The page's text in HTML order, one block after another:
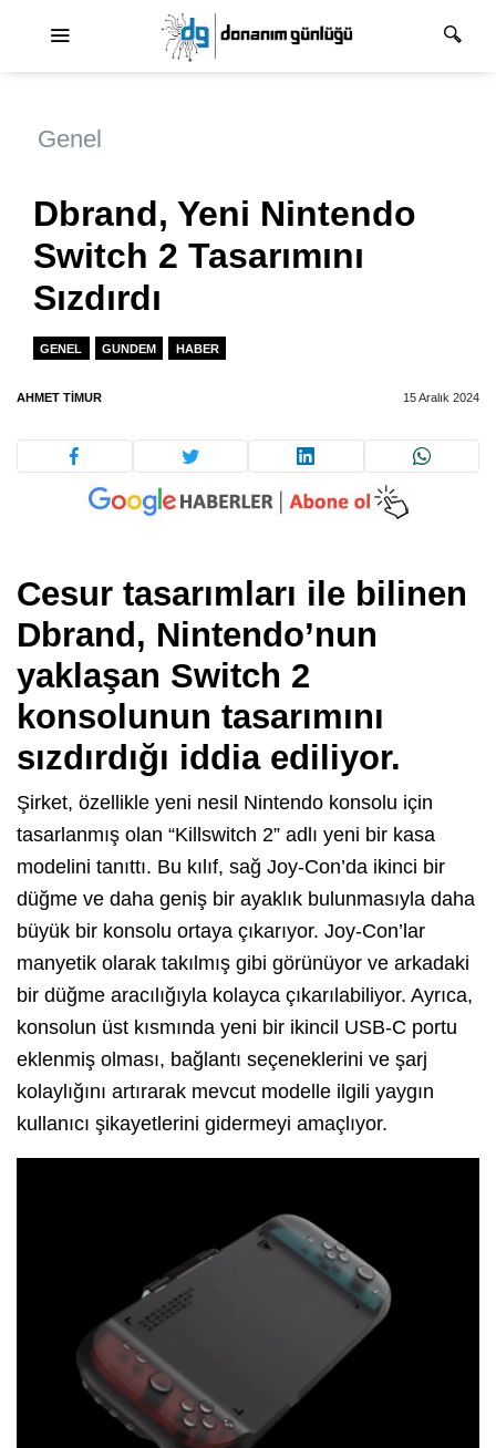
Genel
Dbrand, Yeni Nintendo
Switch 2 Tasarımını
Sızdırdı
GENEL GUNDEM HABER
AHMET TIMUR 15 Aralık 2024
Cesur tasarımları ile bilinen
Dbrand, Nintendo’nun
yaklaşan Switch 2
konsolunun tasarımını
sızdırdığı iddia ediliyor.
Şirket, özellikle yeni nesil Nintendo konsolu için
tasarlanmış olan “Killswitch 2” adlı yeni bir kasa
modelini tanıttı. Bu kılıf, sağ Joy-Con’da ikinci bir
düğme ve daha geniş bir ayaklık bulunmasıyla daha
büyük bir konsolu ortaya çıkarıyor. Joy-Con’lar
manyetik olarak takılmış gibi görünüyor ve arkadaki
bir düğme aracılığıyla kolayca çıkarılabiliyor. Ayrıca,
konsolun üst kısmında yeni bir ikincil USB-C portu
eklenmiş olması, bağlantı seçeneklerini ve şarj
kolaylığını artırarak mevcut modelle ilgili yaygın
kullanıcı şikayetlerini gidermeyi amaçlıyor.